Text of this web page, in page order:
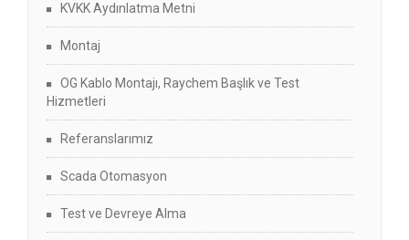
KVKK Aydınlatma Metni
Montaj
OG Kablo Montajı, Raychem Başlık ve Test
Hizmetleri
Referanslarımız
Scada Otomasyon
Test ve Devreye Alma